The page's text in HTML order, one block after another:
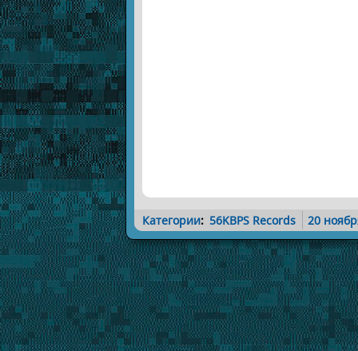
Категории: 56KBPS Records 20